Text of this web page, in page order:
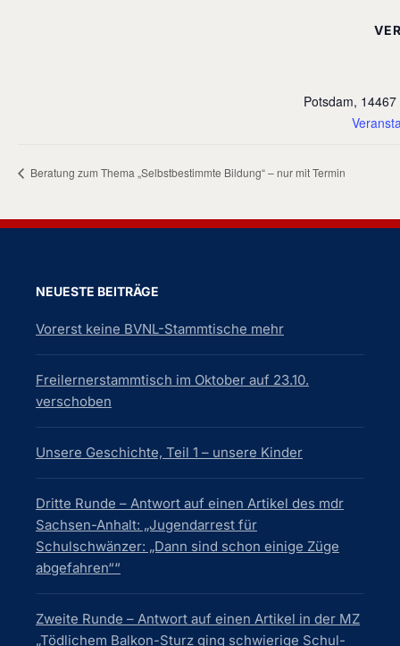
Potsdam, 14467
Beratung zum Thema „Selbstbestimmte Bildung“ – nur mit Termin
NEUESTE BEITRÄGE
Vorerst keine BVNL-Stammtische mehr
Freilernerstammtisch im Oktober auf 23.10.
verschoben
Unsere Geschichte, Teil 1 – unsere Kinder
Dritte Runde – Antwort auf einen Artikel des mdr
Sachsen-Anhalt: „Jugendarrest für
Schulschwänzer: „Dann sind schon einige Züge
abgefahren““
Zweite Runde – Antwort auf einen Artikel in der MZ
„Tödlichem Balkon-Sturz ging schwierige Schul-